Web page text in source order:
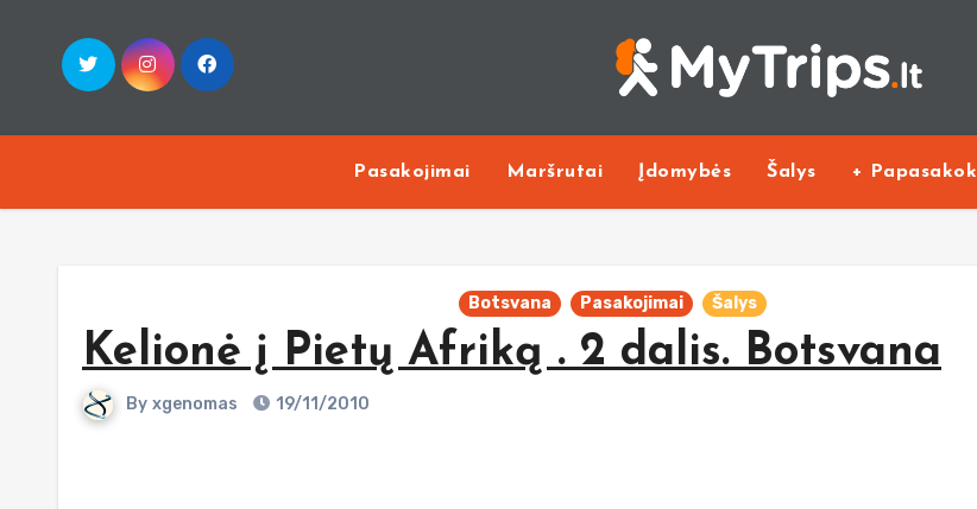
content
Pasakojimai Maršrutai Įdomybės Šalys + Papasakok
Botsvana Pasakojimai Šalys
Kelionė į Pietų Afriką . 2 dalis. Botsvana
By xgenomas 19/11/2010